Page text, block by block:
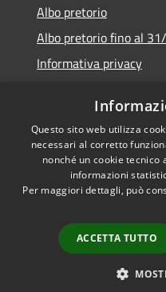
Albo pretorio
Albo pretorio fino al
Informativa privacy
Dichiarazione di
RSS
Questo sito web utilizza
necessari al corretto
nonché un cookie
informazioni
Per maggiori dettagli, può
ACCETTA TUTTO